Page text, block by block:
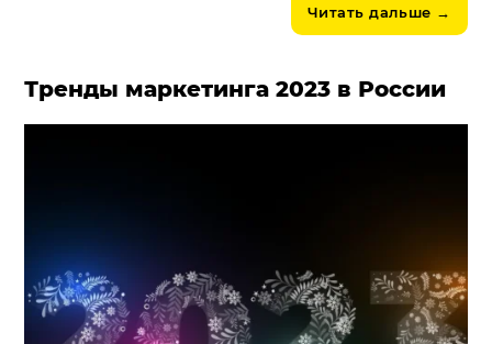
Читать дальше →
Тренды маркетинга 2023 в России